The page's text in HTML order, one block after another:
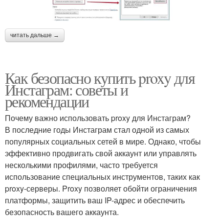
читать дальше →
Как безопасно купить proxy для
Инстаграм: советы и
рекомендации
Почему важно использовать proxy для Инстаграм?
В последние годы Инстаграм стал одной из самых
популярных социальных сетей в мире. Однако, чтобы
эффективно продвигать свой аккаунт или управлять
несколькими профилями, часто требуется
использование специальных инструментов, таких как
proxy-серверы. Proxy позволяет обойти ограничения
платформы, защитить ваш IP-адрес и обеспечить
безопасность вашего аккаунта.